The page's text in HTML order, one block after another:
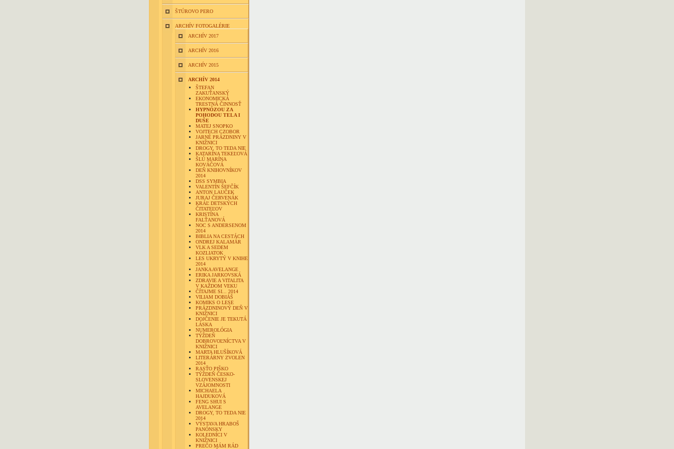
ŠTÚROVO PERO
ARCHÍV FOTOGALÉRIE
ARCHÍV 2017
ARCHÍV 2016
ARCHÍV 2015
ARCHÍV 2014
ŠTEFAN
ZAKUŤANSKÝ
EKONOMICKÁ
TRESTNÁ ČINNOSŤ
HYPNÓZOU ZA
POHODOU TELA I
DUŠE
MATEJ SNOPKO
VOJTECH CZOBOR
JARNÉ PRÁZDNINY V
KNIŽNICI
DROGY, TO TEDA NIE
KATARÍNA TEKEĽOVÁ
ŠLÚ MARÍNA
KOVÁČOVÁ
DEŇ KNIHOVNÍKOV
2014
DSS SYMBIA
VALENTÍN ŠEFČÍK
ANTON LAUČEK
JURAJ ČERVENÁK
KRÁĽ DETSKÝCH
ČITATEĽOV
KRISTÍNA
FALŤANOVÁ
NOC S ANDERSENOM
2014
BIBLIA NA CESTÁCH
ONDREJ KALAMÁR
VLK A SEDEM
KOZLIATOK
LES UKRYTÝ V KNIHE
2014
JANKA AVELANGE
ERIKA JARKOVSKÁ
ZDRAVIE A VITALITA
V KAŽDOM VEKU
ČÍTAJME SI... 2014
VILIAM DOBIÁŠ
KOMIKS O LESE
PRÁZDNINOVÝ DEŇ V
KNIŽNICI
DOJČENIE JE TEKUTÁ
LÁSKA
NUMEROLÓGIA
TÝŽDEŇ
DOBROVOĽNÍCTVA V
KNIŽNICI
MARTA HLUŠÍKOVÁ
LITERÁRNY ZVOLEN
2014
RASŤO PIŠKO
TÝŽDEŇ ČESKO-
SLOVENSKEJ
VZÁJOMNOSTI
MICHAELA
HAJDUKOVÁ
FENG SHUI S
AVELANGE
DROGY, TO TEDA NIE
2014
VÝSTAVA HRABOŠ
PANÓNSKY
KOLEDNÍCI V
KNIŽNICI
PREČO MÁM RÁD